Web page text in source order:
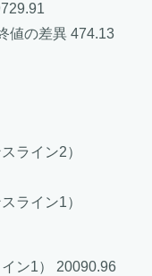
値の差異 474.13
ライン2）
ライン1）
ン1） 20090.96